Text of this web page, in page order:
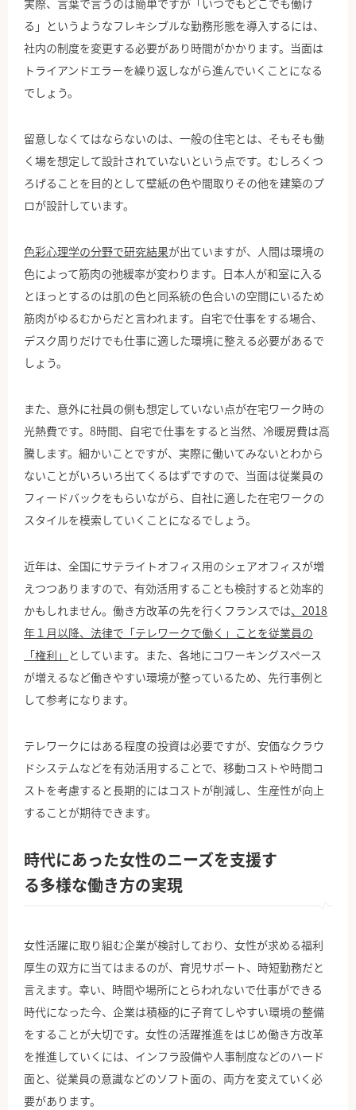
実際、言葉で言うのは簡単ですが「いつでもどこでも働け
る」というようなフレキシブルな勤務形態を導入するには、
社内の制度を変更する必要があり時間がかかります。当面は
トライアンドエラーを繰り返しながら進んでいくことになる
でしょう。
留意しなくてはならないのは、一般の住宅とは、そもそも働
く場を想定して設計されていないという点です。むしろくつ
ろげることを目的として壁紙の色や間取りその他を建築のプ
ロが設計しています。
色彩心理学の分野で研究結果が出ていますが、人間は環境の
色によって筋肉の弛緩率が変わります。日本人が和室に入る
とほっとするのは肌の色と同系統の色合いの空間にいるため
筋肉がゆるむからだと言われます。自宅で仕事をする場合、
デスク周りだけでも仕事に適した環境に整える必要があるで
しょう。
また、意外に社員の側も想定していない点が在宅ワーク時の
光熱費です。8時間、自宅で仕事をすると当然、冷暖房費は高
騰します。細かいことですが、実際に働いてみないとわから
ないことがいろいろ出てくるはずですので、当面は従業員の
フィードバックをもらいながら、自社に適した在宅ワークの
スタイルを模索していくことになるでしょう。
近年は、全国にサテライトオフィス用のシェアオフィスが増
えつつありますので、有効活用することも検討すると効率的
かもしれません。働き方改革の先を行くフランスでは、2018
年１月以降、法律で「テレワークで働く」ことを従業員の
「権利」 としています。また、各地にコワーキングスペース
が増えるなど働きやすい環境が整っているため、先行事例と
して参考になります。
テレワークにはある程度の投資は必要ですが、安価なクラウ
ドシステムなどを有効活用することで、移動コストや時間コ
ストを考慮すると長期的にはコストが削減し、生産性が向上
することが期待できます。
時代にあった女性のニーズを支援す
る多様な働き方の実現
女性活躍に取り組む企業が検討しており、女性が求める福利
厚生の双方に当てはまるのが、育児サポート、時短勤務だと
言えます。幸い、時間や場所にとらわれないで仕事ができる
時代になった今、企業は積極的に子育てしやすい環境の整備
をすることが大切です。女性の活躍推進をはじめ働き方改革
を推進していくには、インフラ設備や人事制度などのハード
面と、従業員の意識などのソフト面の、両方を変えていく必
要があります。